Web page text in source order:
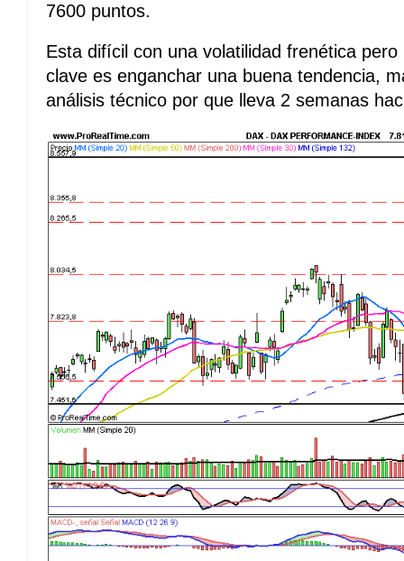
7600 puntos.
Esta difícil con una volatilidad frenética
clave es enganchar una buena tendencia,
análisis técnico por que lleva 2 semanas